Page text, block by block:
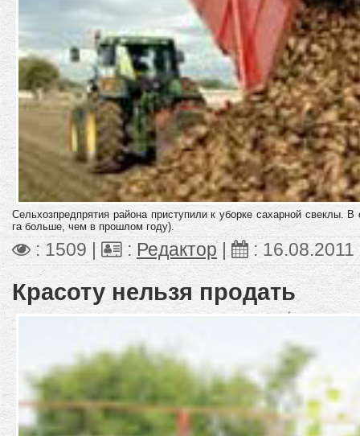
Сельхозпредпрятия района приступили к уборке сахарной свеклы.
га больше, чем в прошлом году).
: 1509 | : Редактор| : 16.08.2011
Красоту нельзя продать